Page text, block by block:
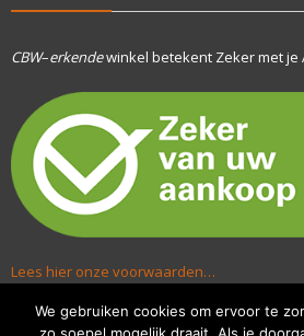
CBW–erkendewinkel betekent Zeker met je
Lees hier onze voorwaarden…
We gebruiken cookies om ervoor te